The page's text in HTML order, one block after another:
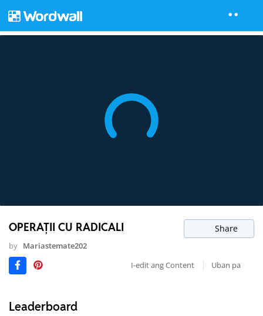
OPERAȚII CU RADICALI Share
by Mariastemate202
I-edit ang Content
Uban pa
Leaderboard